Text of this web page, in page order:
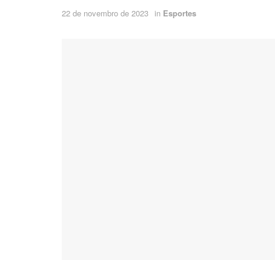
22 de novembro de 2023 in Esportes